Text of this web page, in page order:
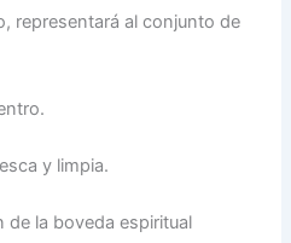
representará al conjunto de
y limpia.
la boveda espiritual